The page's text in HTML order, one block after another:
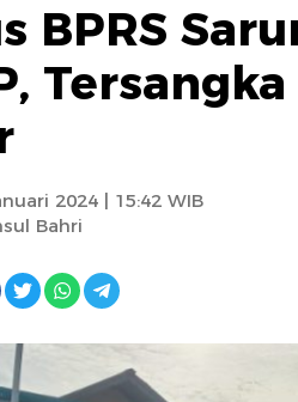
BPRS
Bahri
2024 | 15:42 WIB